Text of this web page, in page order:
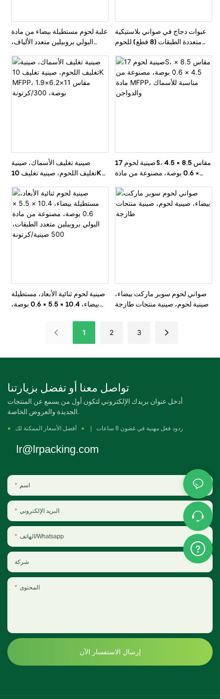
علبة لحوم مستطيلة بيضاء من مادة
البولي بروبيلين متعدد الألياف،
قطعة، عبوة تغليف سوبر ماركت،
500 علبة/كرتونة
عبوات دجاج في صواني بلاستيكية
متعددة الطبقات (8 قطع) للحوم
× 1.2 بوصة، 300 عبوة/كرتونة
صينية تغليف الأسماك، صينية
تغليف اللحوم، صينية تغليف 10K
300/كرتونة
صينية لحوم 17S، مقاس 8.5 × 4.5
× 0.6 بوصة، مصنوعة من مادة
صينية لحوم ثنائية الأبعاد، مستطيلة
بيضاء، 10.4 × 5.5 × 0.6 بوصة،
متعدد الطبقات، 500 صينية/كرتونة
صواني لحوم سوبر ماركت بيضاء،
صينية لحوم، صينية منتجات طازجة
1 2 3
تواصل معنا أو تفضل بزيارتنا
أدخل عنوان بريدك الإلكتروني لتكون أول من يسمع عن المنتجات
الجديدة والعروض الخاصة.
● ردود فعل مهنية في غضون 8 ساعات | ● أفضل الأسعار الممكنة لك
lr@lrpacking.com
اسم
البريد الإلكتروني
الهاتف/Whatsapp
شركة
المحتوى
إرسال الاستفسار الآن